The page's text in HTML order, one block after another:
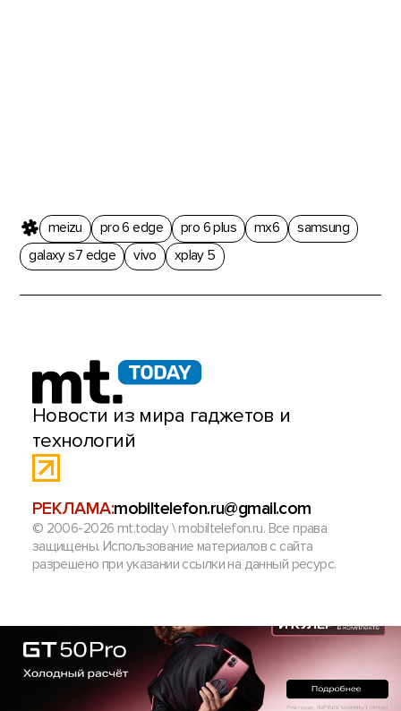
meizu pro 6 edge pro 6 plus mx6
samsung
galaxy s7 edge
vivo xplay 5
Новости из мира гаджетов и
технологий
РЕКЛАМА:mobiltelefon.ru@gmail.com
© 2006-2026 mt.today \ mobiltelefon.ru. Все права
защищены. Использование материалов с сайта
разрешено при указании ссылки на данный ресурс.